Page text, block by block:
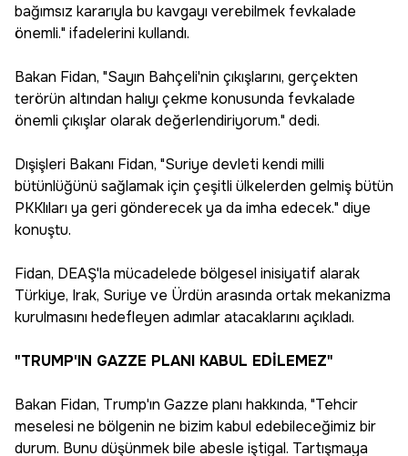
bağımsız kararıyla bu kavgayı verebilmek fevkalade
önemli." ifadelerini kullandı.
Bakan Fidan, "Sayın Bahçeli'nin çıkışlarını, gerçekten
terörün altından halıyı çekme konusunda fevkalade
önemli çıkışlar olarak değerlendiriyorum." dedi.
Dışişleri Bakanı Fidan, "Suriye devleti kendi milli
bütünlüğünü sağlamak için çeşitli ülkelerden gelmiş bütün
PKKlıları ya geri gönderecek ya da imha edecek." diye
konuştu.
Fidan, DEAŞ'la mücadelede bölgesel inisiyatif alarak
Türkiye, Irak, Suriye ve Ürdün arasında ortak mekanizma
kurulmasını hedefleyen adımlar atacaklarını açıkladı.
"TRUMP'IN GAZZE PLANI KABUL EDİLEMEZ"
Bakan Fidan, Trump'ın Gazze planı hakkında, "Tehcir
meselesi ne bölgenin ne bizim kabul edebileceğimiz bir
durum. Bunu düşünmek bile abesle iştigal. Tartışmaya